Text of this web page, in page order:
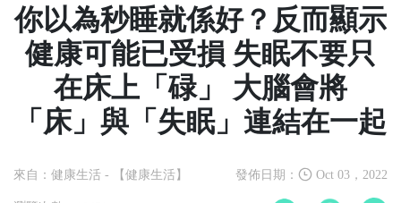
你以為秒睡就係好？反而顯示
健康可能已受損 失眠不要只
在床上「碌」 大腦會將
「床」與「失眠」連結在一起
來自：健康生活 - 【健康生活】 發佈日期： Oct 03，2022